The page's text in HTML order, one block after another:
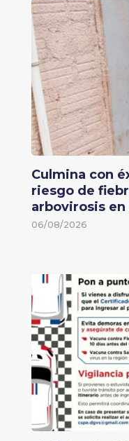
Culmina con
riesgo de
arbovirosis en
06/08/2026